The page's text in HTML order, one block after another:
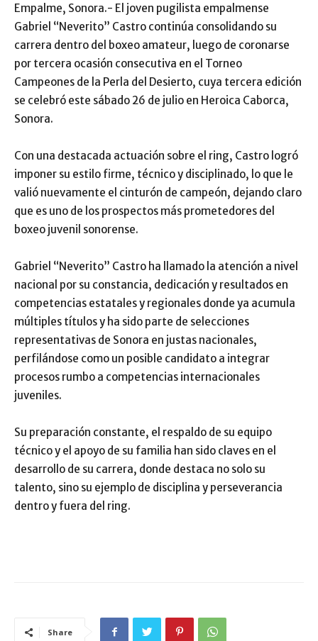
Empalme, Sonora.- El joven pugilista empalmense
Gabriel “Neverito” Castro continúa consolidando su
carrera dentro del boxeo amateur, luego de coronarse
por tercera ocasión consecutiva en el Torneo
Campeones de la Perla del Desierto, cuya tercera edición
se celebró este sábado 26 de julio en Heroica Caborca,
Sonora.
Con una destacada actuación sobre el ring, Castro logró
imponer su estilo firme, técnico y disciplinado, lo que le
valió nuevamente el cinturón de campeón, dejando claro
que es uno de los prospectos más prometedores del
boxeo juvenil sonorense.
Gabriel “Neverito” Castro ha llamado la atención a nivel
nacional por su constancia, dedicación y resultados en
competencias estatales y regionales donde ya acumula
múltiples títulos y ha sido parte de selecciones
representativas de Sonora en justas nacionales,
perfilándose como un posible candidato a integrar
procesos rumbo a competencias internacionales
juveniles.
Su preparación constante, el respaldo de su equipo
técnico y el apoyo de su familia han sido claves en el
desarrollo de su carrera, donde destaca no solo su
talento, sino su ejemplo de disciplina y perseverancia
dentro y fuera del ring.
Share